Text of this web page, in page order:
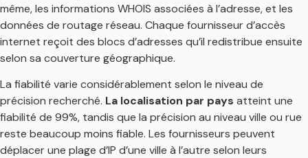
même, les informations WHOIS associées à l’adresse, et les
données de routage réseau. Chaque fournisseur d’accès
internet reçoit des blocs d’adresses qu’il redistribue ensuite
selon sa couverture géographique.
La fiabilité varie considérablement selon le niveau de
précision recherché. La localisation par pays atteint une
fiabilité de 99%, tandis que la précision au niveau ville ou rue
reste beaucoup moins fiable. Les fournisseurs peuvent
déplacer une plage d’IP d’une ville à l’autre selon leurs